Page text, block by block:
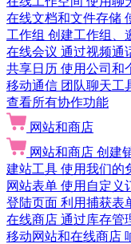
在线文档和文件存储
工作组 创建工作组、
在线会议 通过视频通
共享日历 使用公司和
移动通信 团队聊天工
查看所有协作功能
网站和商店
网站和商店 创建
建站工具 使用我们的
网站表单 使用自定义
登陆页面 利用捕获表
在线商店 通过库存管
移动网站和在线商店